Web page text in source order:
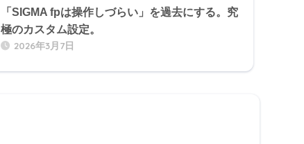
「SIGMA fpは操作しづらい」を過去にする。究
極のカスタム設定。
2026年3月7日